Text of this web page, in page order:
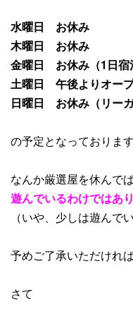
水曜日 お休み
木曜日 お休み
金曜日 お休み（1日宿
土曜日 午後よりオープ
日曜日 お休み（リーガ
の予定となっております
なんか厳選屋を休んで
遊んでいるわけではあ
（いや、少しは遊んで
予めご了承いただければ
さて